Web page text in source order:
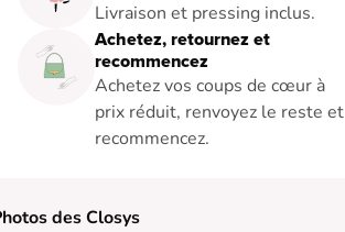
Livraison et pressing inclus.
Achetez, retournez et
recommencez
Achetez vos coups de cœur à
prix réduit, renvoyez le reste et
recommencez.
des Closys